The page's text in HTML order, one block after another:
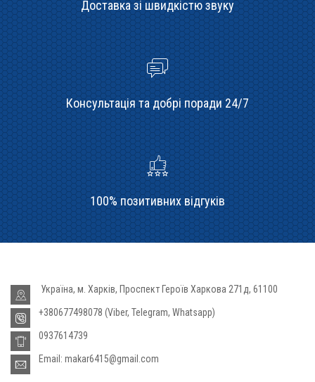
Доставка зі швидкістю звуку
Консультація та добрі поради 24/7
100% позитивних відгуків
Україна, м. Харків, Проспект Героїв Харкова 271д, 61100
+380677498078 (Viber, Telegram, Whatsapp)
0937614739
Email: makar6415@gmail.com